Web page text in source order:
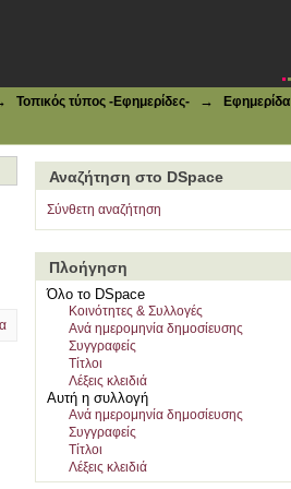
Τοπικός τύπος -Εφημερίδες- →
Εφημερίδα
Αναζήτηση στο DSpace
Σύνθετη αναζήτηση
Πλοήγηση
Όλο το DSpace
Κοινότητες & Συλλογές
Ανά ημερομηνία δημοσίευσης
Συγγραφείς
Τίτλοι
Λέξεις κλειδιά
Αυτή η συλλογή
Ανά ημερομηνία δημοσίευσης
Συγγραφείς
Τίτλοι
Λέξεις κλειδιά